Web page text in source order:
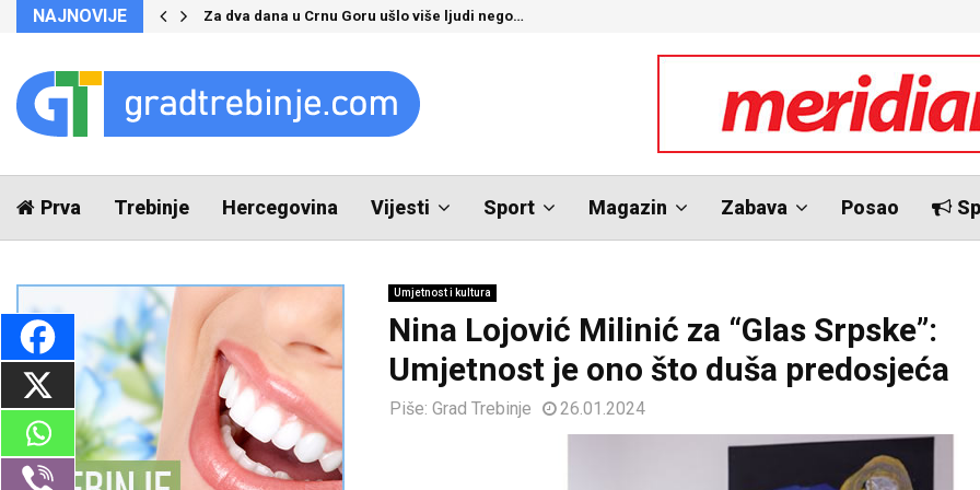
NAJNOVIJE Za dva dana u Crnu Goru ušlo više ljudi nego…
Prva Trebinje Hercegovina Vijesti Sport Magazin Zabava Posao
Umjetnost i kultura
Nina Lojović Milinić za “Glas Srpske”:
Umjetnost je ono što duša predosjeća
Piše: Grad Trebinje 26.01.2024